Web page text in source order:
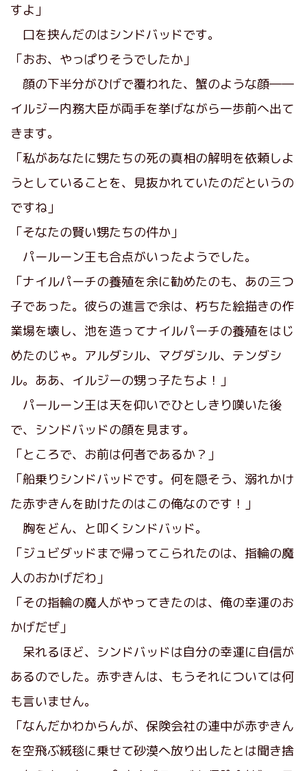
すよ」
口を挟んだのはシンドバッドです。
「おお、やっぱりそうでしたか」
顔の下半分がひげで覆われた、蟹のような顔――
イルジー内務大臣が両手を挙げながら一歩前へ出て
きます。
「私があなたに甥たちの死の真相の解明を依頼しよ
うとしていることを、見抜かれていたのだというの
ですね」
「そなたの賢い甥たちの件か」
パールーン王も合点がいったようでした。
「ナイルパーチの養殖を余に勧めたのも、あの三つ
子であった。彼らの進言で余は、朽ちた絵描きの作
業場を壊し、池を造ってナイルパーチの養殖をはじ
めたのじゃ。アルダシル、マグダシル、テンダシ
ル。ああ、イルジーの甥っ子たちよ！」
パールーン王は天を仰いでひとしきり嘆いた後
で、シンドバッドの顔を見ます。
「ところで、お前は何者であるか？」
「船乗りシンドバッドです。何を隠そう、溺れかけ
た赤ずきんを助けたのはこの俺なのです！」
胸をどん、と叩くシンドバッド。
「ジュビダッドまで帰ってこられたのは、指輪の魔
人のおかげだわ」
「その指輪の魔人がやってきたのは、俺の幸運のお
かげだぜ」
呆れるほど、シンドバッドは自分の幸運に自信が
あるのでした。赤ずきんは、もうそれについては何
も言いません。
「なんだかわからんが、保険会社の連中が赤ずきん
を空飛ぶ絨毯に乗せて砂漠へ放り出したとは聞き捨